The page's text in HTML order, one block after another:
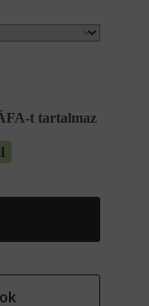
t tartalmaz